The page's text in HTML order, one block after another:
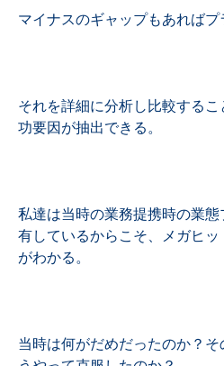
マイナスのギャップもあればプ
それを詳細に分析し比較する
功要因が抽出できる。
私達は当時の業務提携時の業
有しているからこそ、メガヒ
がわかる。
当時は何がだめだったのか？